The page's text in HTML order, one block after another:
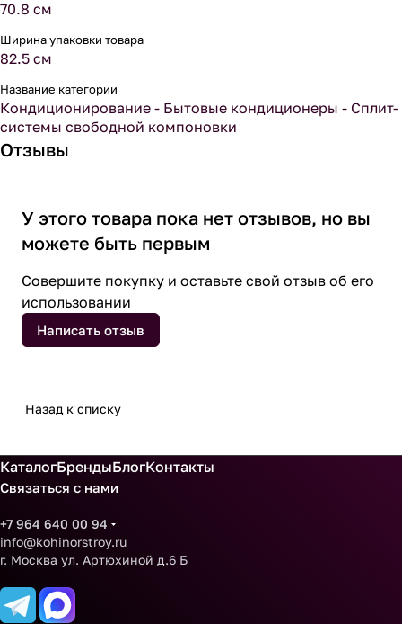
70.8 см
Ширина упаковки товара
82.5 см
Название категории
Кондиционирование - Бытовые кондиционеры - Сплит-
системы свободной компоновки
Отзывы
У этого товара пока нет отзывов, но вы
можете быть первым
Совершите покупку и оставьте свой отзыв об его
использовании
Написать отзыв
Назад к списку
КаталогБрендыБлогКонтакты
Связаться с нами
+7 964 640 00 94
info@kohinorstroy.ru
г. Москва ул. Артюхиной д.6 Б